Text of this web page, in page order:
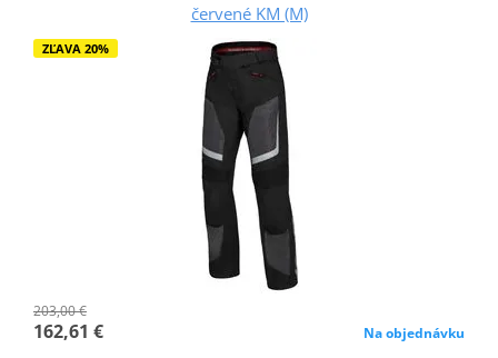
červené KM (M)
ZĽAVA 20%
203,00 €
162,61 € Na objednávku